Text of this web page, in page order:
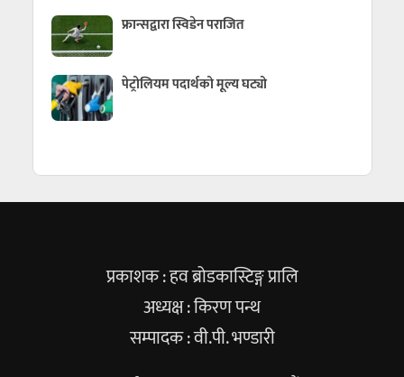
फ्रान्सद्वारा स्विडेन पराजित
पेट्रोलियम पदार्थको मूल्य घट्यो
प्रकाशक : हव ब्रोडकास्टिङ्ग प्रालि
अध्यक्ष : किरण पन्थ
सम्पादक : वी.पी. भण्डारी